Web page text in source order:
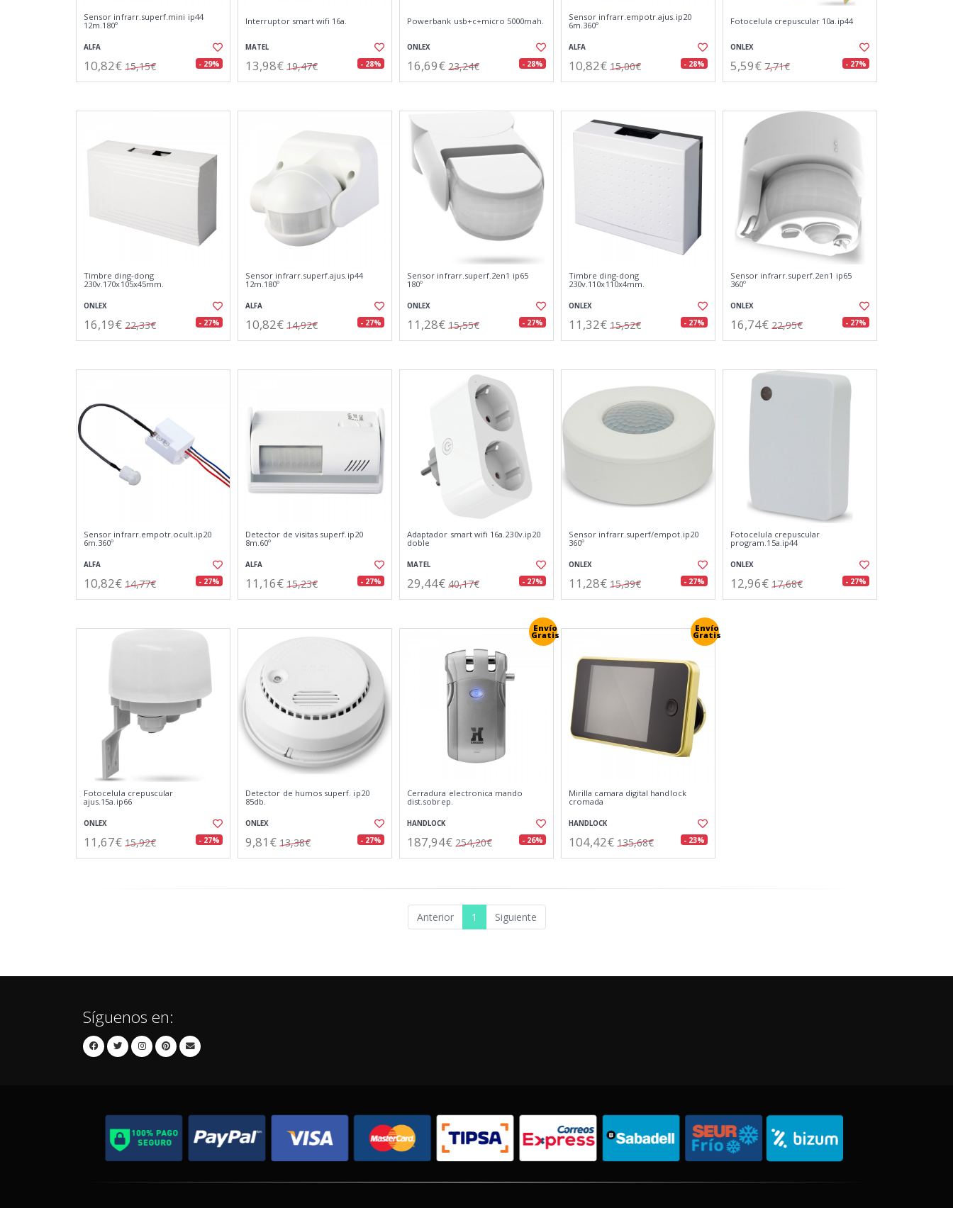
Sensor infrarr.superf.mini ip44
12m.180º
ALFA
10,82€ 15,15€ - 29%
Interruptor smart wifi 16a.
MATEL
13,98€ 19,47€ - 28%
Powerbank usb+c+micro 5000mah.
ONLEX
16,69€ 23,24€ - 28%
Sensor infrarr.empotr.ajus.ip20
6m.360º
ALFA
10,82€ 15,00€ - 28%
Fotocelula crepuscular 10a.ip44
ONLEX
5,59€ 7,71€ - 27%
Timbre ding-dong
230v.170x105x45mm.
ONLEX
16,19€ 22,33€ - 27%
Sensor infrarr.superf.ajus.ip44
12m.180º
ALFA
10,82€ 14,92€ - 27%
Sensor infrarr.superf.2en1 ip65
180º
ONLEX
11,28€ 15,55€ - 27%
Timbre ding-dong
230v.110x110x4mm.
ONLEX
11,32€ 15,52€ - 27%
Sensor infrarr.superf.2en1 ip65
360º
ONLEX
16,74€ 22,95€ - 27%
Sensor infrarr.empotr.ocult.ip20
6m.360º
ALFA
10,82€ 14,77€ - 27%
Detector de visitas superf.ip20
8m.60º
ALFA
11,16€ 15,23€ - 27%
Adaptador smart wifi 16a.230v.ip20
doble
MATEL
29,44€ 40,17€ - 27%
Sensor infrarr.superf/empot.ip20
360º
ONLEX
11,28€ 15,39€ - 27%
Fotocelula crepuscular
program.15a.ip44
ONLEX
12,96€ 17,68€ - 27%
Fotocelula crepuscular
ajus.15a.ip66
ONLEX
11,67€ 15,92€ - 27%
Detector de humos superf. ip20
85db.
ONLEX
9,81€ 13,38€ - 27%
Envío
Gratis
Cerradura electronica mando
dist.sobrep.
HANDLOCK
187,94€ 254,20€ - 26%
Envío
Gratis
Mirilla camara digital handlock
cromada
HANDLOCK
104,42€ 135,68€ - 23%
Anterior 1 Siguiente
Síguenos en: